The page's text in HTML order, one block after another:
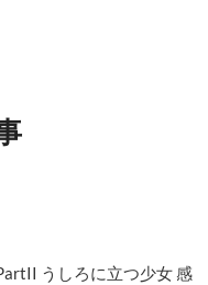
うしろに立つ少女 感